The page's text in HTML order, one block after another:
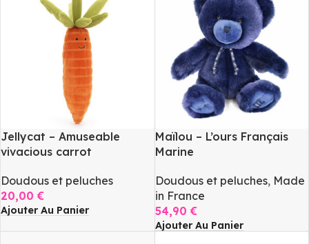
Jellycat – Amuseable
vivacious carrot
Doudous et peluches
20,00€
Ajouter Au Panier
Maïlou – L’ours Français
Marine
Doudous et peluches, Made
in France
54,90€
Ajouter Au Panier